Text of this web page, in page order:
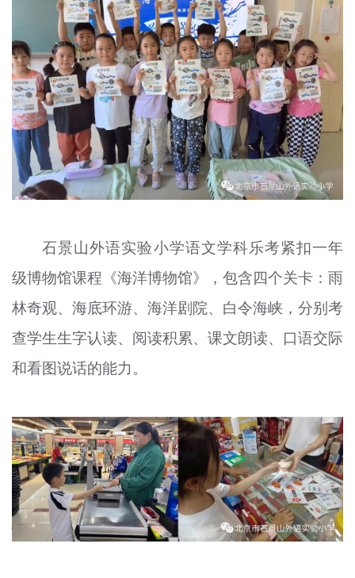
石景山外语实验小学语文学科乐考紧扣一年
级博物馆课程《海洋博物馆》，包含四个关卡：雨
林奇观、海底环游、海洋剧院、白令海峡，分别考
查学生生字认读、阅读积累、课文朗读、口语交际
和看图说话的能力。